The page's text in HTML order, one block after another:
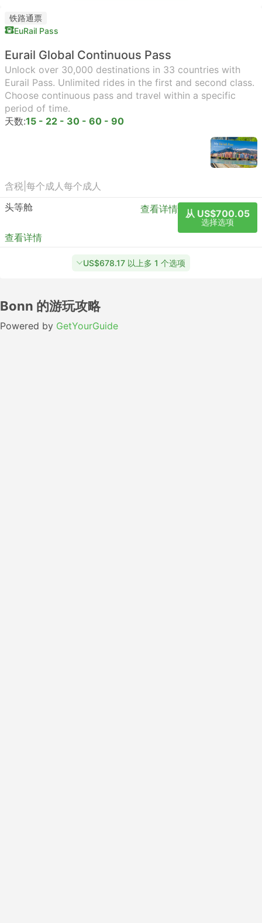
铁路通票
EuRail Pass
Eurail Global Continuous Pass
Unlock over 30,000 destinations in 33 countries with
Eurail Pass. Unlimited rides in the first and second class.
Choose continuous pass and travel within a specific
period of time.
天数:15 - 22 - 30 - 60 - 90
含税 每个成人每个成人
头等舱
查看详情 从 US$700.05
选择选项
查看详情
US$678.17 以上多 1 个选项
Bonn 的游玩攻略
Powered by GetYourGuide